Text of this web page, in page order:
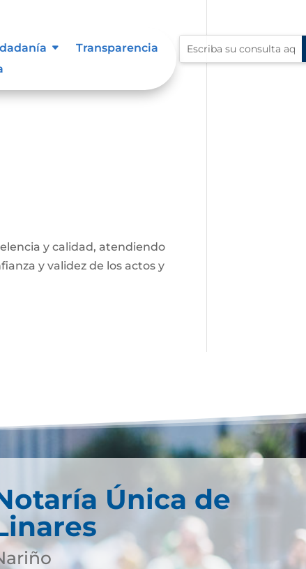
Transparencia
de los
y calidad, atendiendo
y validez de los actos y
Única de